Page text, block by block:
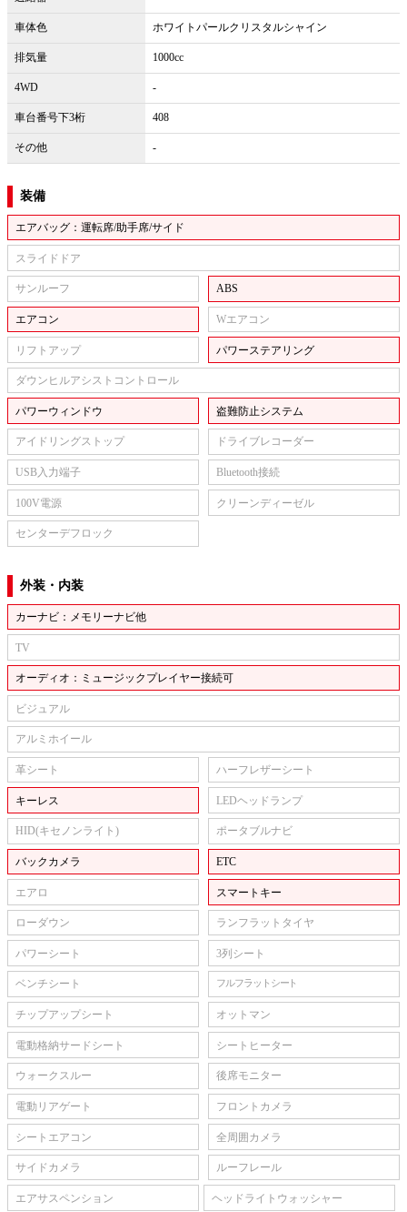
車体色 ホワイトパールクリスタルシャイン
排気量 1000cc
4WD -
車台番号下3桁 408
その他 -
装備
エアバッグ：運転席/助手席/サイド
スライドドア
サンルーフ ABS
エアコン Wエアコン
リフトアップ パワーステアリング
ダウンヒルアシストコントロール
パワーウィンドウ 盗難防止システム
アイドリングストップ ドライブレコーダー
USB入力端子 Bluetooth接続
100V電源 クリーンディーゼル
センターデフロック
外装・内装
カーナビ：メモリーナビ他
TV
オーディオ：ミュージックプレイヤー接続可
ビジュアル
アルミホイール
革シート ハーフレザーシート
キーレス LEDヘッドランプ
HID(キセノンライト) ポータブルナビ
バックカメラ ETC
エアロ スマートキー
ローダウン ランフラットタイヤ
パワーシート 3列シート
ベンチシート フルフラットシート
チップアップシート オットマン
電動格納サードシート シートヒーター
ウォークスルー 後席モニター
電動リアゲート フロントカメラ
シートエアコン 全周囲カメラ
サイドカメラ ルーフレール
エアサスペンション ヘッドライトウォッシャー